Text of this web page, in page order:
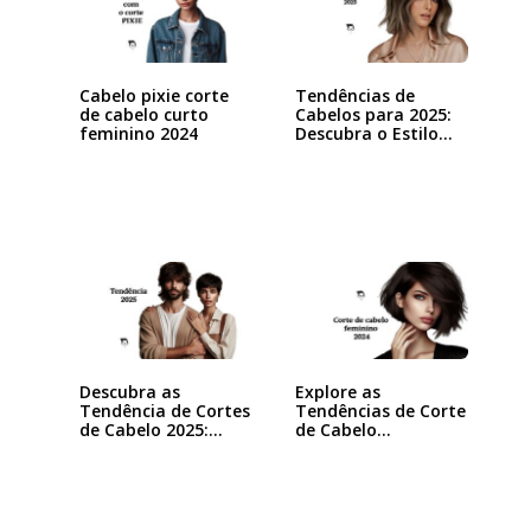
Cabelo pixie corte
de cabelo curto
feminino 2024
Tendências de
Cabelos para 2025:
Descubra o Estilo…
Descubra as
Tendência de Cortes
de Cabelo 2025:…
Explore as
Tendências de Corte
de Cabelo